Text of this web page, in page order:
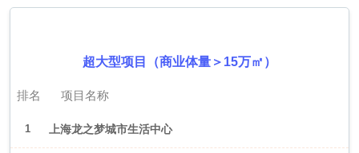
超大型项目（商业体量＞15万㎡）
排名 项目名称
1 上海龙之梦城市生活中心